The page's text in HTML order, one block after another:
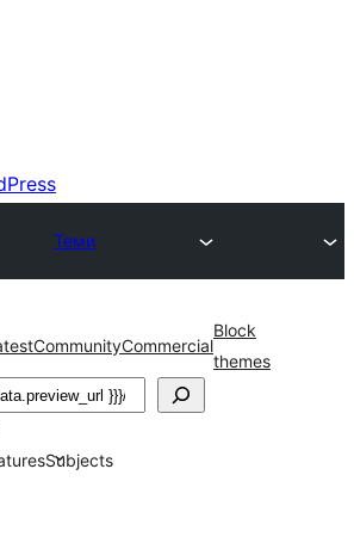
Теми
CommunityCommercial
Block
themes
Subjects